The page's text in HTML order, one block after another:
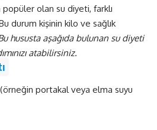
olan su diyeti, farklı
durum kişinin kilo ve sağlık
hususta aşağıda bulunan su diyeti
atabilirsiniz.
portakal veya elma suyu